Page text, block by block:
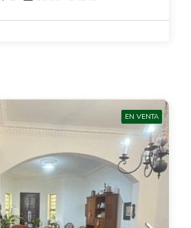
EN VENTA